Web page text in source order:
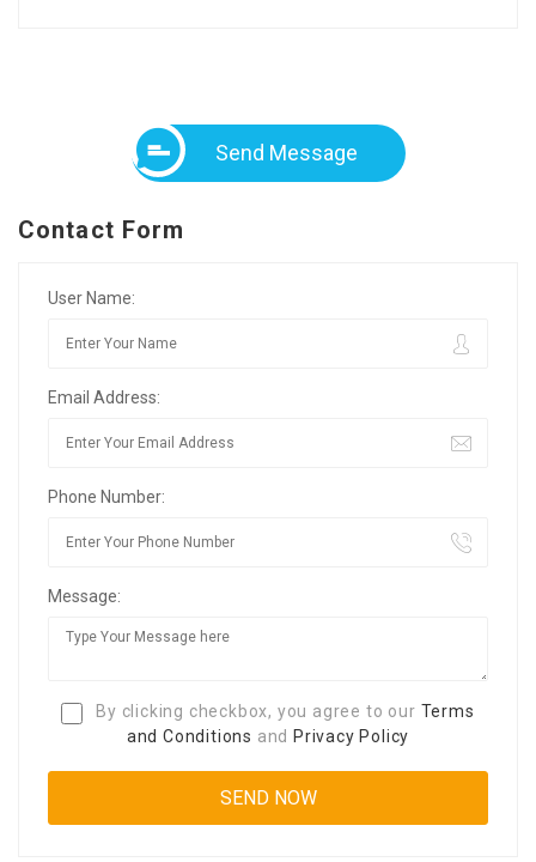
Send Message
Contact Form
User Name:
Email Address:
Phone Number:
Message:
By clicking checkbox, you agree to our Terms
and Conditions and Privacy Policy